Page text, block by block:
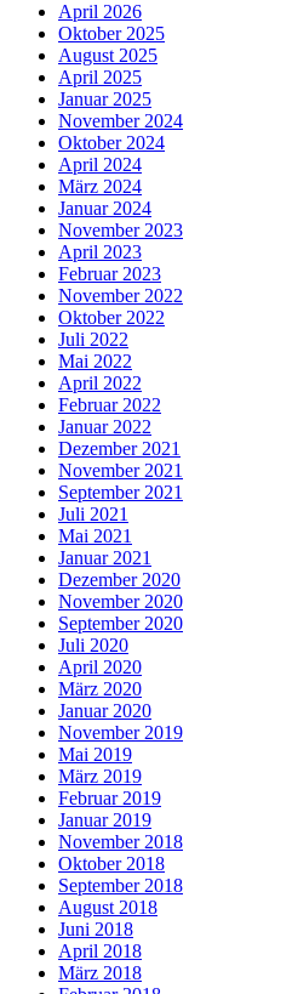
April 2026
Oktober 2025
August 2025
April 2025
Januar 2025
November 2024
Oktober 2024
April 2024
März 2024
Januar 2024
November 2023
April 2023
Februar 2023
November 2022
Oktober 2022
Juli 2022
Mai 2022
April 2022
Februar 2022
Januar 2022
Dezember 2021
November 2021
September 2021
Juli 2021
Mai 2021
Januar 2021
Dezember 2020
November 2020
September 2020
Juli 2020
April 2020
März 2020
Januar 2020
November 2019
Mai 2019
März 2019
Februar 2019
Januar 2019
November 2018
Oktober 2018
September 2018
August 2018
Juni 2018
April 2018
März 2018